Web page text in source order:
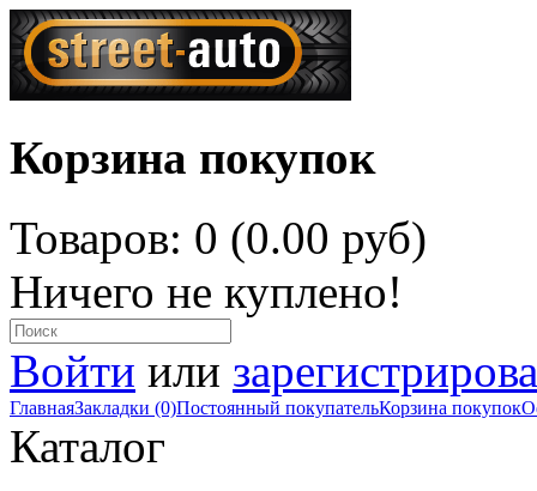
Корзина покупок
Товаров: 0 (0.00 руб)
Ничего не куплено!
Войти или
ГлавнаяЗакладки (0)Постоянный покупательКорзина покупок
Каталог